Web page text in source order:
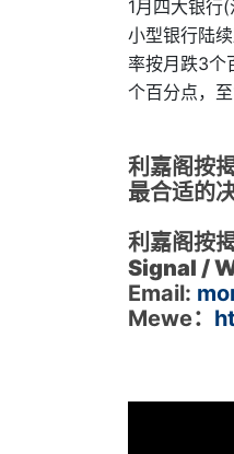
1月四大银行
小型银行陆
率按月跌3个
个百分点，至
利嘉阁按
最合适的
利嘉阁按
Signal /
Email:
Mewe：